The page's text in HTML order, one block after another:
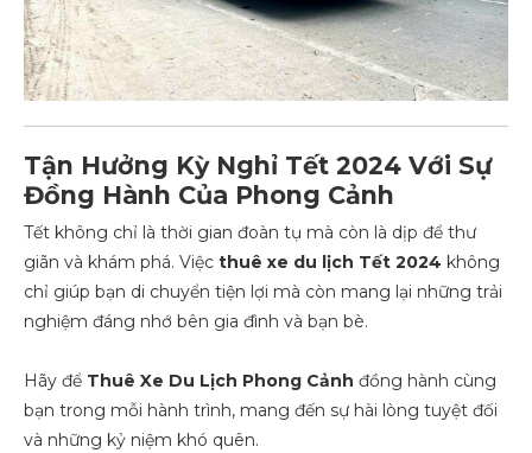
Tận Hưởng Kỳ Nghỉ Tết 2024 Với Sự
Đồng Hành Của Phong Cảnh
Tết không chỉ là thời gian đoàn tụ mà còn là dịp để thư
giãn và khám phá. Việc thuê xe du lịch Tết 2024 không
chỉ giúp bạn di chuyển tiện lợi mà còn mang lại những trải
nghiệm đáng nhớ bên gia đình và bạn bè.
Hãy để Thuê Xe Du Lịch Phong Cảnh đồng hành cùng
bạn trong mỗi hành trình, mang đến sự hài lòng tuyệt đối
và những kỷ niệm khó quên.